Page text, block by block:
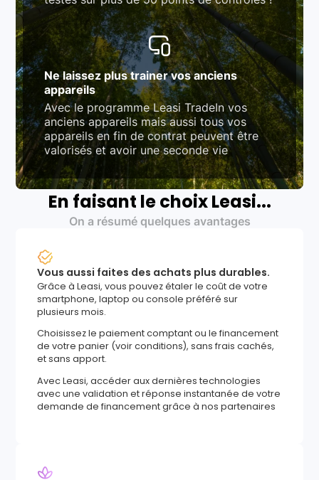
Ne laissez plus trainer vos anciens
appareils
Avec le programme Leasi TradeIn vos
anciens appareils mais aussi tous vos
appareils en fin de contrat peuvent être
valorisés et avoir une seconde vie
En faisant le choix Leasi...
On a résumé quelques avantages
Vous aussi faites des achats plus durables.
Grâce à Leasi, vous pouvez étaler le coût de votre
smartphone, laptop ou console préféré sur
plusieurs mois.
Choisissez le paiement comptant ou le financement
de votre panier (voir conditions), sans frais cachés,
et sans apport.
Avec Leasi, accéder aux dernières technologies
avec une validation et réponse instantanée de votre
demande de financement grâce à nos partenaires